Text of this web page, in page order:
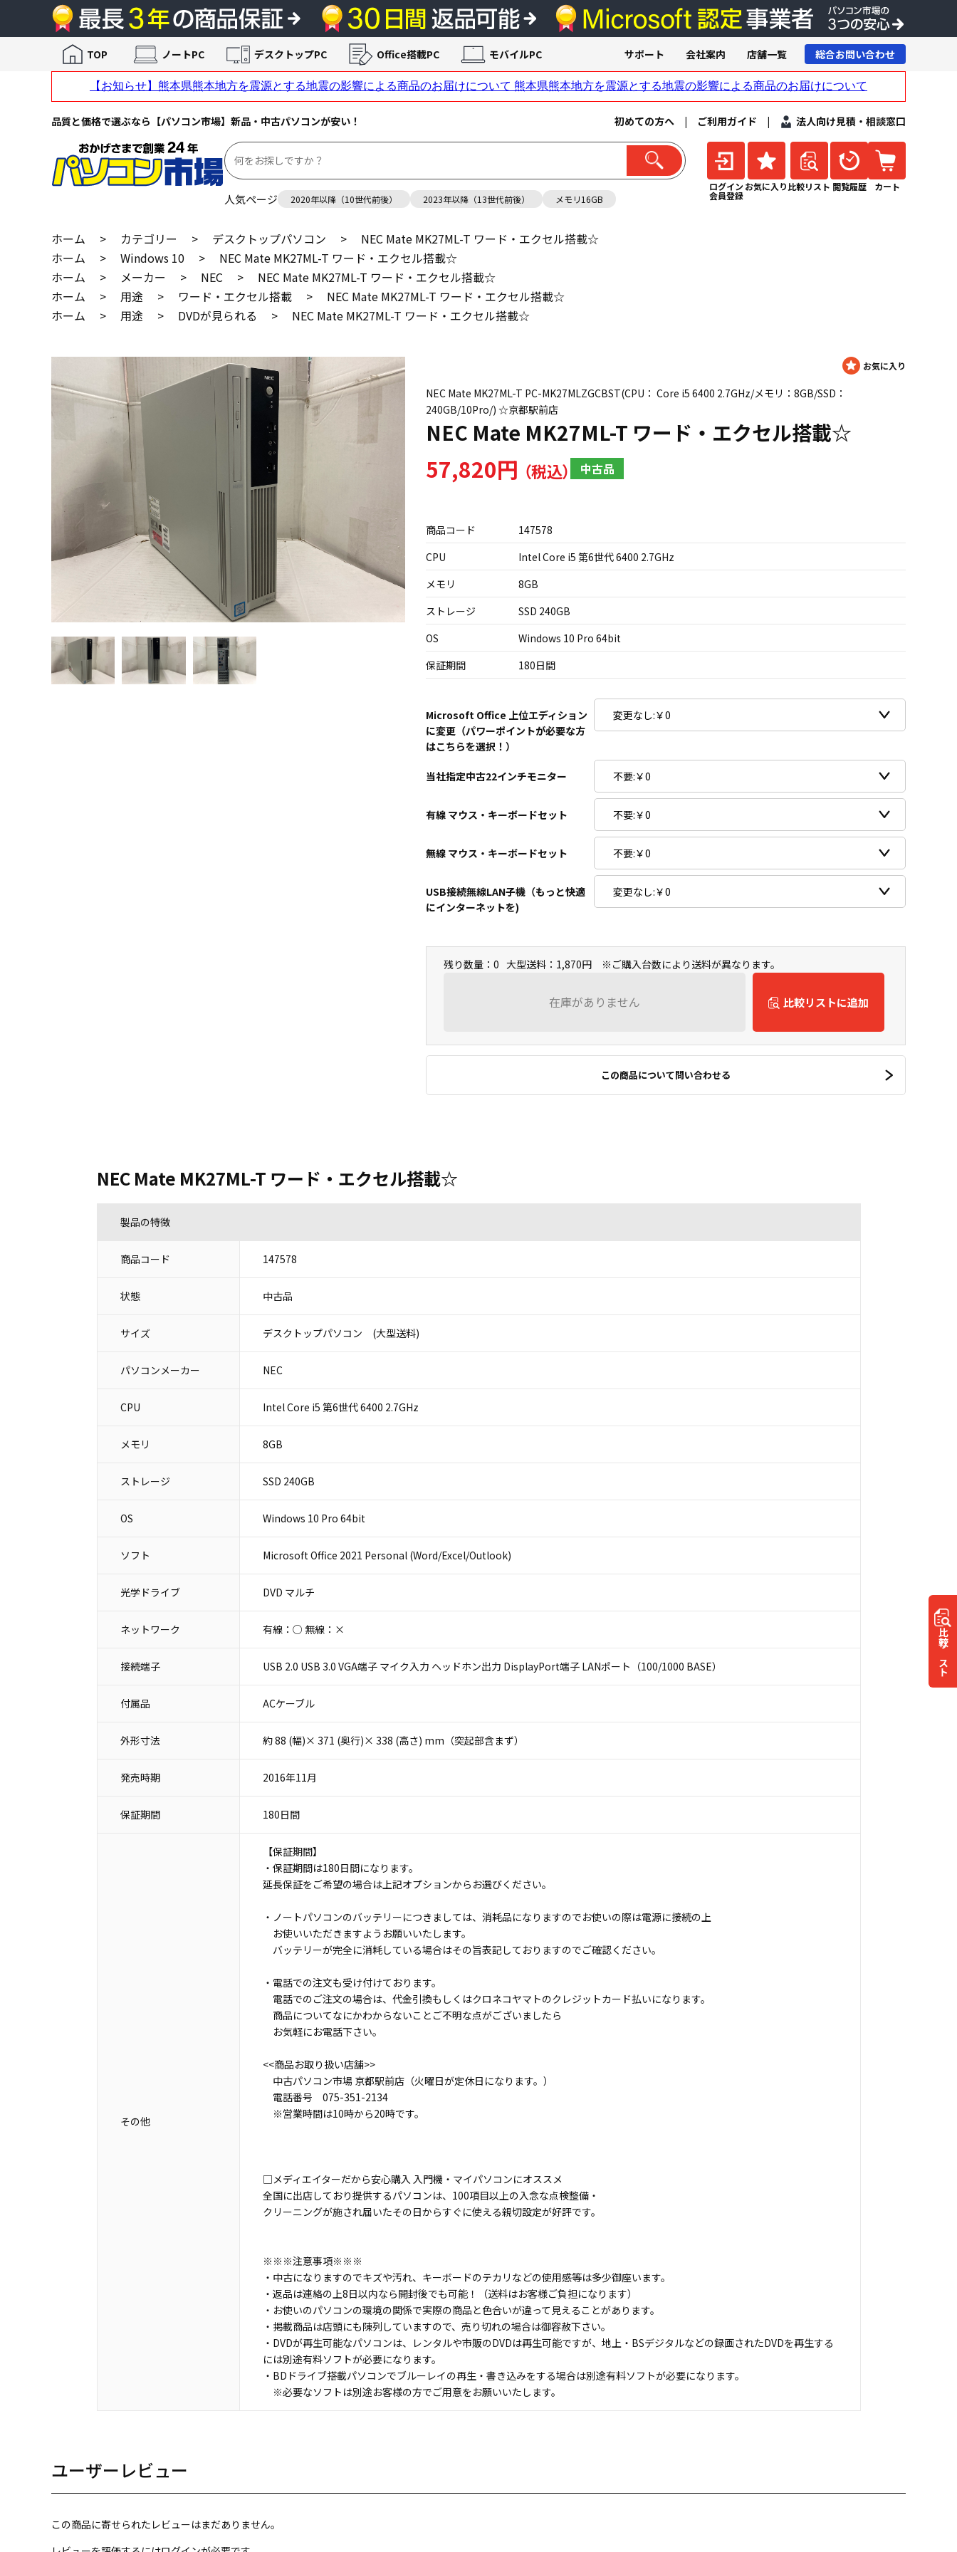
品質と価格で選ぶなら【パソコン市場】新品・中古パソコンが安い！ 初めての方へ | ご利用ガイド | 法人向け見積・相談窓口
人気ページ 2020年以降（10世代前後） 2023年以降（13世代前後） メモリ16GB
ログイン
会員登録
お気に入り 比較リスト 閲覧履歴 カート
TOP ノートPC デスクトップPC Office搭載PC モバイルPC サポート 会社案内 店舗一覧 総合お問い合わせ
ホーム > カテゴリー > デスクトップパソコン >
NEC Mate MK27ML-T ワード・エクセル搭載☆
ホーム
> Windows 10 >
NEC Mate MK27ML-T ワード・エクセル搭載☆
ホーム
> メーカー > NEC >
NEC Mate MK27ML-T ワード・エクセル搭載☆
ホーム
> 用途 > ワード・エクセル搭載 >
NEC Mate MK27ML-T ワード・エクセル搭載☆
ホーム
> 用途 > DVDが見られる > NEC Mate MK27ML-T ワード・エクセル搭載☆
NEC Mate MK27ML-T PC-MK27MLZGCBST(CPU： Core i5 6400 2.7GHz/メモリ：8GB/SSD：
240GB/10Pro/) ☆京都駅前店
NEC Mate MK27ML-T ワード・エクセル搭載☆
57,820円 中古品
商品コード
147578
CPU
Intel Core i5 第6世代 6400 2.7GHz
メモリ
8GB
ストレージ
SSD 240GB
OS
Windows 10 Pro 64bit
保証期間
180日間
Microsoft Office 上位エディション
に変更（パワーポイントが必要な方
はこちらを選択！）
当社指定中古22インチモニター
有線 マウス・キーボードセット
無線 マウス・キーボードセット
USB接続無線LAN子機（もっと快適
にインターネットを)
残り数量：0 大型送料：1,870円 ※ご購入台数により送料が異なります。
在庫がありません 比較リストに追加
この商品について問い合わせる
比較
リスト
NEC Mate MK27ML-T ワード・エクセル搭載☆
製品の特徴
商品コード 147578
状態 中古品
サイズ デスクトップパソコン (大型送料)
パソコンメーカー NEC
CPU Intel Core i5 第6世代 6400 2.7GHz
メモリ 8GB
ストレージ SSD 240GB
OS Windows 10 Pro 64bit
ソフト Microsoft Office 2021 Personal (Word/Excel/Outlook)
光学ドライブ DVD マルチ
ネットワーク 有線：○ 無線：×
接続端子 USB 2.0 USB 3.0 VGA端子 マイク入力 ヘッドホン出力 DisplayPort端子 LANポート（100/1000 BASE）
付属品 ACケーブル
外形寸法 約 88 (幅)× 371 (奥行)× 338 (高さ) mm（突起部含まず）
発売時期 2016年11月
保証期間 180日間
その他
【保証期間】
・保証期間は180日間になります。
延長保証をご希望の場合は上記オプションからお選びください。
・ノートパソコンのバッテリーにつきましては、消耗品になりますのでお使いの際は電源に接続の上
お使いいただきますようお願いいたします。
バッテリーが完全に消耗している場合はその旨表記しておりますのでご確認ください。
・電話での注文も受け付けております。
電話でのご注文の場合は、代金引換もしくはクロネコヤマトのクレジットカード払いになります。
商品についてなにかわからないことご不明な点がございましたら
お気軽にお電話下さい。
<<商品お取り扱い店舗>>
中古パソコン市場 京都駅前店（火曜日が定休日になります。）
電話番号 075-351-2134
※営業時間は10時から20時です。
□メディエイターだから安心購入 入門機・マイパソコンにオススメ
全国に出店しており提供するパソコンは、100項目以上の入念な点検整備・
クリーニングが施され届いたその日からすぐに使える親切設定が好評です。
※※※注意事項※※※
・中古になりますのでキズや汚れ、キーボードのテカリなどの使用感等は多少御座います。
・返品は連絡の上8日以内なら開封後でも可能！（送料はお客様ご負担になります）
・お使いのパソコンの環境の関係で実際の商品と色合いが違って見えることがあります。
・掲載商品は店頭にも陳列していますので、売り切れの場合は御容赦下さい。
・DVDが再生可能なパソコンは、レンタルや市販のDVDは再生可能ですが、地上・BSデジタルなどの録画されたDVDを再生する
には別途有料ソフトが必要になります。
・BDドライブ搭載パソコンでブルーレイの再生・書き込みをする場合は別途有料ソフトが必要になります。
※必要なソフトは別途お客様の方でご用意をお願いいたします。
ユーザーレビュー
この商品に寄せられたレビューはまだありません。